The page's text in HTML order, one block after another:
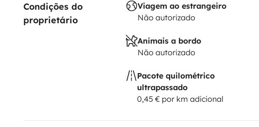
Condições do
proprietário
Viagem ao estrangeiro
Não autorizado
Animais a bordo
Não autorizado
Pacote quilométrico
ultrapassado
0,45 € por km adicional